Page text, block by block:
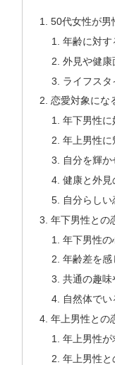
50代女性が男
年齢に対す
外見や健康
ライフス
恋愛対象にな
年下男性に
年上男性に
自分を輝
健康と外見
自分らし
年下男性との
年下男性の
年齢差を感
共通の趣味
自然体で
年上男性との
年上男性が
年上男性